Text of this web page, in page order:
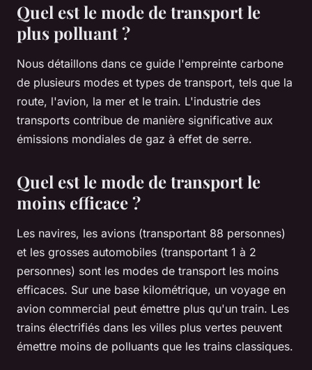
Quel est le mode de transport le
plus polluant ?
Nous détaillons dans ce guide l'empreinte carbone
de plusieurs modes et types de transport, tels que la
route, l'avion, la mer et le train. L'industrie des
transports contribue de manière significative aux
émissions mondiales de gaz à effet de serre.
Quel est le mode de transport le
moins efficace ?
Les navires, les avions (transportant 88 personnes)
et les grosses automobiles (transportant 1 à 2
personnes) sont les modes de transport les moins
efficaces. Sur une base kilométrique, un voyage en
avion commercial peut émettre plus qu'un train. Les
trains électrifiés dans les villes plus vertes peuvent
émettre moins de polluants que les trains classiques.